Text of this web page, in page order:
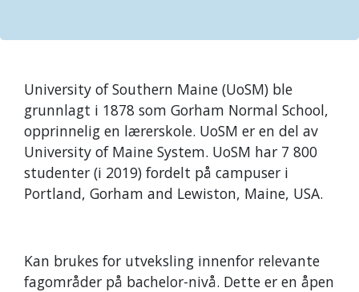
University of Southern Maine (UoSM) ble
grunnlagt i 1878 som Gorham Normal School,
opprinnelig en lærerskole. UoSM er en del av
University of Maine System. UoSM har 7 800
studenter (i 2019) fordelt på campuser i
Portland, Gorham and Lewiston, Maine, USA.
Kan brukes for utveksling innenfor relevante
fagområder på bachelor-nivå. Dette er en åpen